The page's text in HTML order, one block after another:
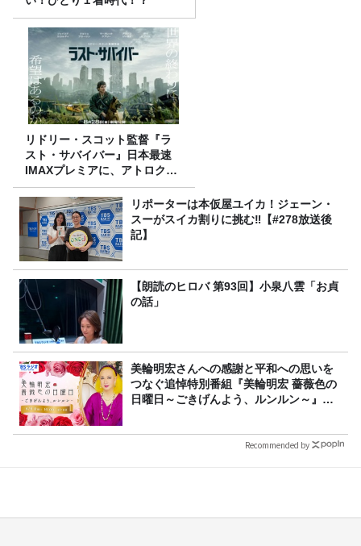
リドリー・スコット監督『ラ
スト・サバイバー』日本最速
IMAXプレミアに、アトロクリ
スナー60名をご招待！
リポーターは本仮屋ユイカ！ジェーン・
スーがスイカ割りに挑む‼【#278放送後
記】
【朗読のヒロバ 第93回】小泉八雲「お貞
の話」
美輪明宏さんへの感謝と平和への思いを
つなぐ追悼特別番組『美輪明宏 薔薇色の
日曜日～ごきげんよう、ルンルン～』
Recommended by